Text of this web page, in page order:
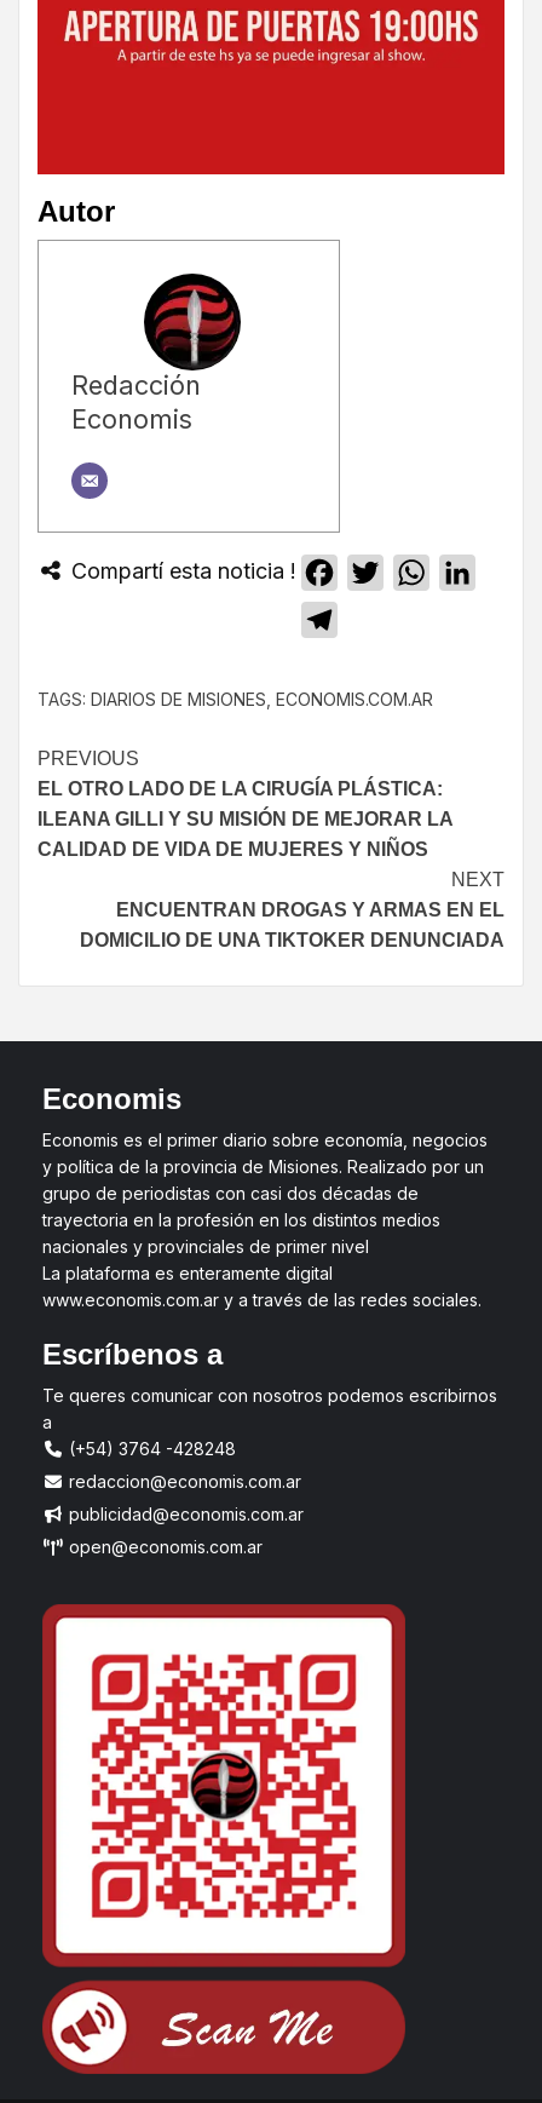
Autor
Redacción
Economis
Compartí esta noticia ! Facebook
TwitterWhatsApp
TAGS: DIARIOS DE MISIONES ECONOMIS.COM.AR
PREVIOUS
EL OTRO LADO DE LA CIRUGÍA PLÁSTICA:
ILEANA GILLI Y SU MISIÓN DE MEJORAR LA
CALIDAD DE VIDA DE MUJERES Y NIÑOS
NEXT
ENCUENTRAN DROGAS Y ARMAS EN EL
DOMICILIO DE UNA TIKTOKER DENUNCIADA
Economis
Economis es el primer diario sobre economía, negocios
y política de la provincia de Misiones. Realizado por un
grupo de periodistas con casi dos décadas de
trayectoria en la profesión en los distintos medios
nacionales y provinciales de primer nivel
La plataforma es enteramente digital
www.economis.com.ar y a través de las redes sociales.
Escríbenos a
Te queres comunicar con nosotros podemos escribirnos
a
(+54) 3764 -428248
redaccion@economis.com.ar
publicidad@economis.com.ar
open@economis.com.ar